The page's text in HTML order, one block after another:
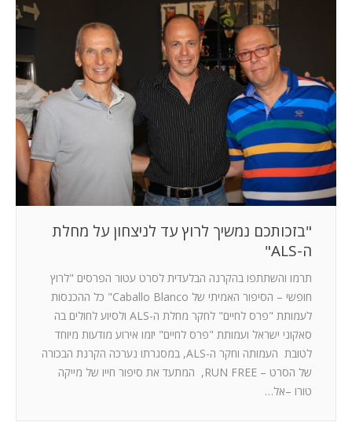
חדר חדשות
המלצות
ניהול מוניטין
צור קשר
"בזכותכם נמשיך לרוץ עד לניצחון על מחלת
ה-ALS"
תרמו והשתתפו בהקרנה הבלעדית לסרט עטור הפרסים "לרוץ
חופשי – הסיפור האמיתי של Caballo Blanco" כל ההכנסות
לעמותת "פרס לחיים" לחקר מחלת ה-ALS ולסיוע לחולים בה
סאקוני ישראל ועמותת "פרס לחיים" יזמו אירוע מודעות מיוחד
לטובת העמותה וחקר ה-ALS, במסגרתו נערכה הקרנת הבכורה
של הסרט – RUN FREE, המתעד את סיפור חייו של מייקה
טורו –אל…